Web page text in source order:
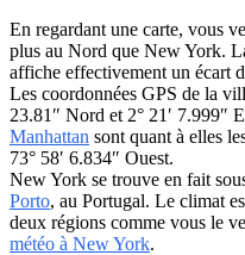
En regardant une carte, vous
plus au Nord que New York.
affiche effectivement un écart
Les coordonnées GPS de la
23.81″ Nord et 2° 21′ 7.999″
Manhattan sont quant à elles
73° 58′ 6.834″ Ouest.
New York se trouve en fait
Porto, au Portugal. Le climat
deux régions comme vous le
météo à New York.